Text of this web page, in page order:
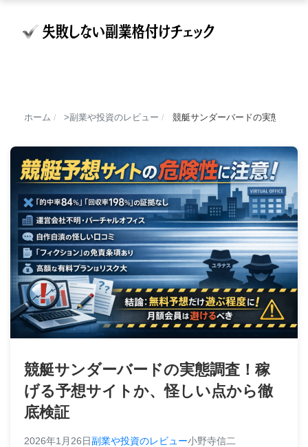
ホーム / 副業や投資のレビュー / 競艇サンダーバードの実態調査
競艇サンダーバードの実態調査！稼
げる予想サイトか、怪しい点から徹
底検証
2026年1月26日副業や投資のレビュー小野寺信二